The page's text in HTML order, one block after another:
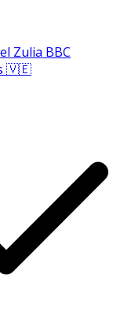
Zulia BBC
🇻🇪